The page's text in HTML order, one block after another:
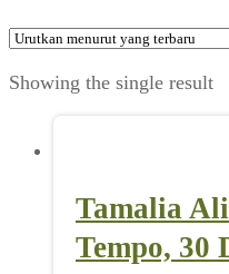
Showing the single result
Tamalia
Tempo, 30